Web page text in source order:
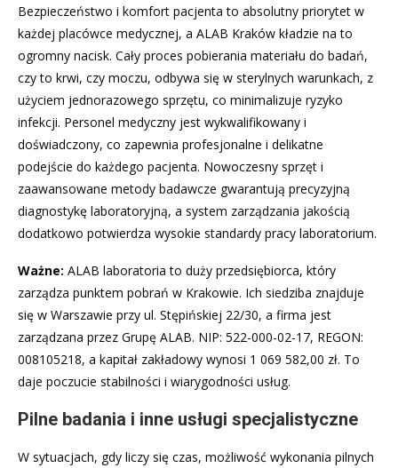
Bezpieczeństwo i komfort pacjenta to absolutny priorytet w
każdej placówce medycznej, a ALAB Kraków kładzie na to
ogromny nacisk. Cały proces pobierania materiału do badań,
czy to krwi, czy moczu, odbywa się w sterylnych warunkach, z
użyciem jednorazowego sprzętu, co minimalizuje ryzyko
infekcji. Personel medyczny jest wykwalifikowany i
doświadczony, co zapewnia profesjonalne i delikatne
podejście do każdego pacjenta. Nowoczesny sprzęt i
zaawansowane metody badawcze gwarantują precyzyjną
diagnostykę laboratoryjną, a system zarządzania jakością
dodatkowo potwierdza wysokie standardy pracy laboratorium.
Ważne: ALAB laboratoria to duży przedsiębiorca, który
zarządza punktem pobrań w Krakowie. Ich siedziba znajduje
się w Warszawie przy ul. Stępińskiej 22/30, a firma jest
zarządzana przez Grupę ALAB. NIP: 522-000-02-17, REGON:
008105218, a kapitał zakładowy wynosi 1 069 582,00 zł. To
daje poczucie stabilności i wiarygodności usług.
Pilne badania i inne usługi specjalistyczne
W sytuacjach, gdy liczy się czas, możliwość wykonania pilnych